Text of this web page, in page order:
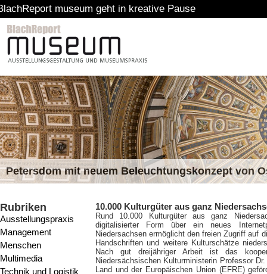
museum geht in kreative Pause
Petersdom mit neuem Beleuchtungskonzept von
Rubriken
Ausstellungspraxis
Management
Menschen
Multimedia
Technik und Logistik
10.000 Kulturgüter aus ganz
Rund 10.000 Kulturgüter aus ganz
digitalisierter Form über ein neues
Niedersachsen ermöglicht den freien Zugriff auf
Handschriften und weitere Kulturschätze
Nach gut dreijähriger Arbeit ist das
Niedersächsischen Kulturministerin Professor
Land und der Europäischen Union (EFRE)